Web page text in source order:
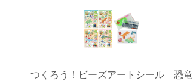
つくろう！ビーズアートシール 恐竜